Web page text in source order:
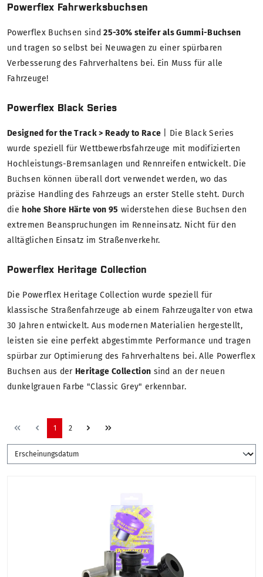
Powerflex Fahrwerksbuchsen
Powerflex Buchsen sind25-30% steifer als Gummi-Buchsen
und tragen so selbst bei Neuwagen zu einer spürbaren
Verbesserung des Fahrverhaltens bei. Ein Muss für alle
Fahrzeuge!
Powerflex Black Series
Designed for the Track > Ready to Race | Die Black Series
wurde speziell für Wettbewerbsfahrzeuge mit modifizierten
Hochleistungs-Bremsanlagen und Rennreifen entwickelt. Die
Buchsen können überall dort verwendet werden, wo das
präzise Handling des Fahrzeugs an erster Stelle steht. Durch
die hohe Shore Härte von 95 widerstehen diese Buchsen den
extremen Beanspruchungen im Renneinsatz. Nicht für den
alltäglichen Einsatz im Straßenverkehr.
Powerflex Heritage Collection
Die Powerflex Heritage Collection wurde speziell für
klassische Straßenfahrzeuge ab einem Fahrzeugalter von etwa
30 Jahren entwickelt. Aus modernen Materialien hergestellt,
leisten sie eine perfekt abgestimmte Performance und tragen
spürbar zur Optimierung des Fahrverhaltens bei. Alle Powerflex
Buchsen aus der Heritage Collection sind an der neuen
dunkelgrauen Farbe "Classic Grey" erkennbar.
1 2